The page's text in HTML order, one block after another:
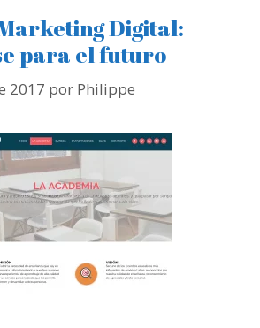
Digital:
para el futuro
2017 por Philippe